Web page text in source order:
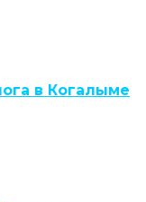
в Когалыме